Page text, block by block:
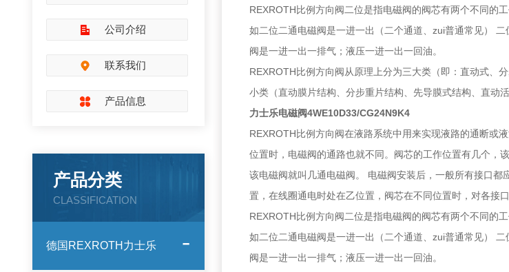
REXROTH比例方向阀二位是指电磁阀的阀芯有两个不同的
如二位二通电磁阀是一进一出（二个通道、zui普通常见）
阀是一进一出一排气；液压一进一出一回油。
REXROTH比例方向阀从原理上分为三大类（即：直动式、
小类（直动膜片结构、分步重片结构、先导膜式结构、直动
力士乐电磁阀4WE10D33/CG24N9K4
REXROTH比例方向阀在液路系统中用来实现液路的通断或
位置时，电磁阀的通路也就不同。阀芯的工作位置有几个，
该电磁阀就叫几通电磁阀。 电磁阀安装后，一般所有接口
置，在线圈通电时处在乙位置，阀芯在不同位置时，对各接
REXROTH比例方向阀二位是指电磁阀的阀芯有两个不同的
如二位二通电磁阀是一进一出（二个通道、zui普通常见）
阀是一进一出一排气；液压一进一出一回油。
公司介绍
联系我们
产品信息
产品分类
CLASSIFICATION
德国REXROTH力士乐